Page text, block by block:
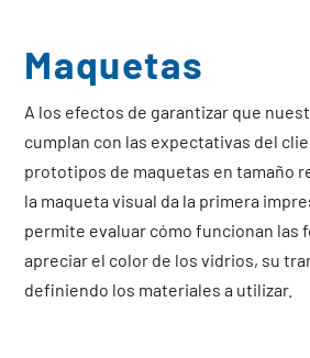
Maquetas
A los efectos de garantizar que
cumplan con las expectativas del
prototipos de maquetas en tamaño
la maqueta visual da la primera
permite evaluar cómo funcionan las
apreciar el color de los vidrios, su
definiendo los materiales a utilizar.